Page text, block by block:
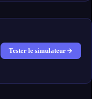
Tester le simulateur